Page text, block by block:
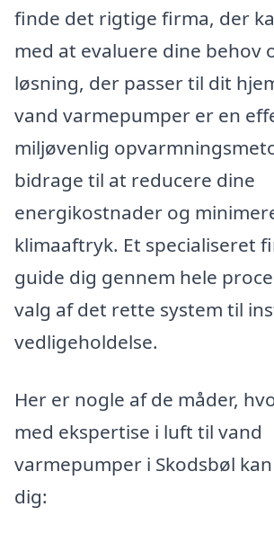
finde det rigtige firma, der
med at evaluere dine behov
løsning, der passer til dit
vand varmepumper er en
miljøvenlig
bidrage til at reducere dine
energikostnader og
klimaaftryk. Et specialiseret
guide dig gennem hele
valg af det rette system til
vedligeholdelse.
Her er nogle af de måder,
med ekspertise i luft til vand
varmepumper i Skodsbøl
dig: